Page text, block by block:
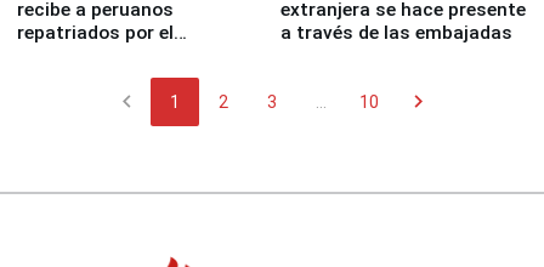
recibe a peruanos
repatriados por el
extranjera se hace presente
a través de las embajadas
chevron_left 1 2 3 10 chevron_right